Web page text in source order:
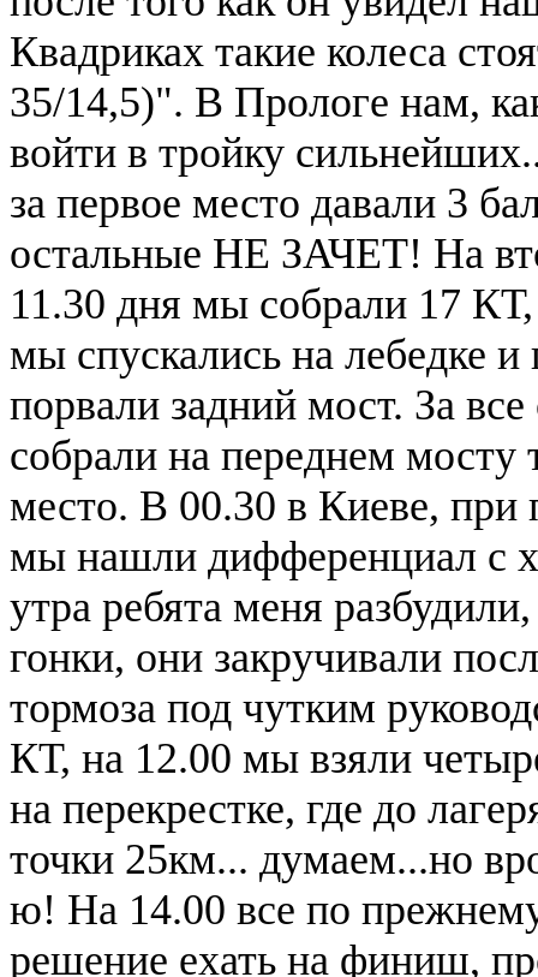
Квадриках такие колеса
35/14,5)". В Прологе нам,
войти в тройку
за первое место давали 3
остальные НЕ ЗАЧЕТ! На
11.30 дня мы собрали 17
мы спускались на лебедке
порвали задний мост. За
собрали на переднем мосту
место. В 00.30 в Киеве,
мы нашли дифференциал с
утра ребята меня
гонки, они закручивали
тормоза под чутким
КТ, на 12.00 мы взяли
на перекрестке, где до
точки 25км... думаем...но
ю! На 14.00 все по
решение ехать на финиш,